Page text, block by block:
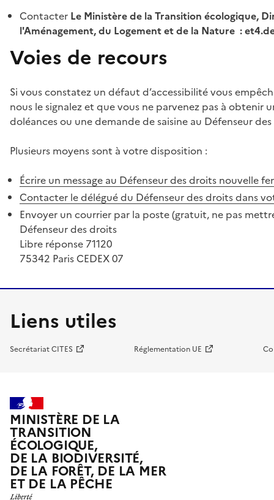
Contacter Le Ministère de la Transition écologique,
l'Aménagement, du Logement et de la Nature :
Voies de recours
Si vous constatez un défaut d’accessibilité vous
nous le signalez et que vous ne parvenez pas à
doléances ou une demande de saisine au Défenseur
Plusieurs moyens sont à votre disposition :
Écrire un message au Défenseur des droits nouvelle
Contacter le délégué du Défenseur des droits dans
Envoyer un courrier par la poste (gratuit, ne pas
Défenseur des droits
Libre réponse 71120
75342 Paris CEDEX 07
Liens utiles
Secrétariat CITES Réglementation UE
MINISTÈRE DE LA
TRANSITION
ÉCOLOGIQUE,
DE LA BIODIVERSITÉ,
DE LA FORÊT, DE LA MER
ET DE LA PÊCHE